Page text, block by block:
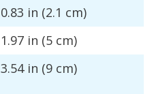
0.83 in (2.1 cm)
1.97 in (5 cm)
3.54 in (9 cm)